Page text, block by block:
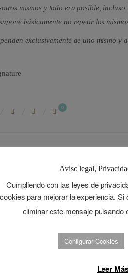
mismos y todo era posible,
básicamente no repetir los
exclusivamente de uno mismo y
0
LA REVOLUCIÓN DEL 68, “HAZ EL
GUSTARTE
Aviso legal,
Cumpliendo con las leyes de
cookies para mejorar la experiencia. Si
eliminar este mensaje pulsando
Configurar Cookies
Leer Más